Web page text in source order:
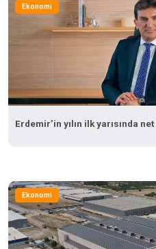
Ekonomi
Erdemir’in yılın ilk yarısında
Ekonomi